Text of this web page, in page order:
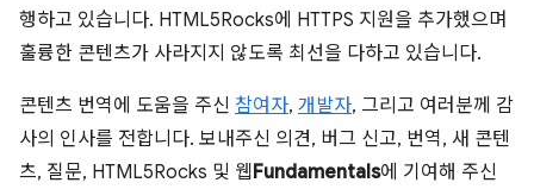
행하고 있습니다. HTML5Rocks에 HTTPS 지원을 추가했으며
훌륭한 콘텐츠가 사라지지 않도록 최선을 다하고 있습니다.
콘텐츠 번역에 도움을 주신 참여자, 개발자, 그리고 여러분께 감
사의 인사를 전합니다. 보내주신 의견, 버그 신고, 번역, 새 콘텐
츠, 질문, HTML5Rocks 및 웹Fundamentals에 기여해 주신